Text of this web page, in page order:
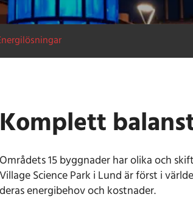
Komplett
Områdets 15 byggnader har olika och
Village Science Park i Lund är först i
deras energibehov och kostnader.